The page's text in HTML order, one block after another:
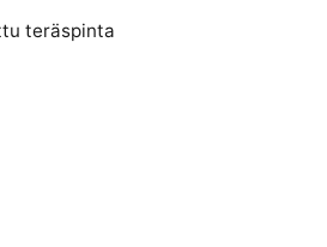
teräspinta